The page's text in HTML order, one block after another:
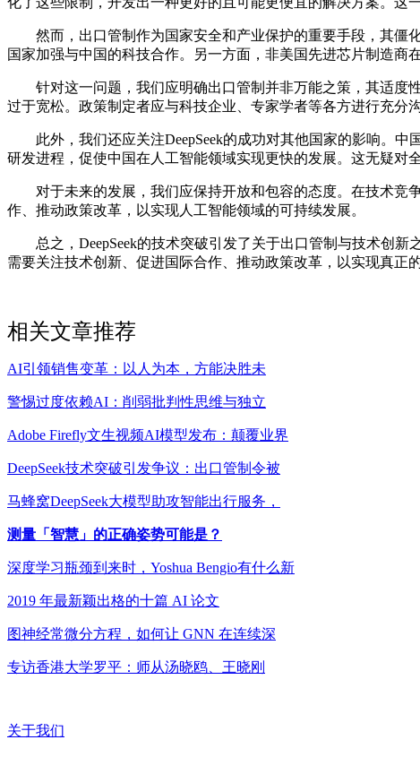
然而，出口管制作为国家安全和产业保护的重要手段，其僵
国家加强与中国的科技合作。另一方面，非美国先进芯片制造商
针对这一问题，我们应明确出口管制并非万能之策，其适度
过于宽松。政策制定者应与科技企业、专家学者等各方进行充分
此外，我们还应关注DeepSeek的成功对其他国家的影响。中
研发进程，促使中国在人工智能领域实现更快的发展。这无疑对
对于未来的发展，我们应保持开放和包容的态度。在技术竞
作、推动政策改革，以实现人工智能领域的可持续发展。
总之，DeepSeek的技术突破引发了关于出口管制与技术创新
需要关注技术创新、促进国际合作、推动政策改革，以实现真正
相关文章推荐
AI引领销售变革：以人为本，方能决胜未
警惕过度依赖AI：削弱批判性思维与独立
Adobe Firefly文生视频AI模型发布：颠覆业界
DeepSeek技术突破引发争议：出口管制令被
马蜂窝DeepSeek大模型助攻智能出行服务，
测量「智慧」的正确姿势可能是？
深度学习瓶颈到来时，Yoshua Bengio有什么新
2019 年最新颖出格的十篇 AI 论文
图神经常微分方程，如何让 GNN 在连续深
专访香港大学罗平：师从汤晓鸥、王晓刚
关于我们